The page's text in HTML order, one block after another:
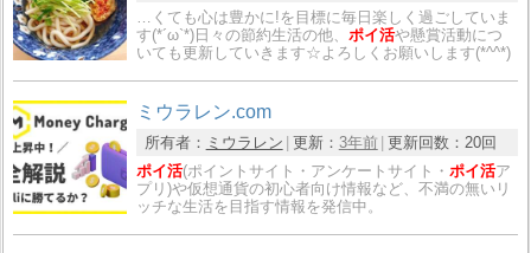
…くても心は豊かに!を目標に毎日楽しく過ごしていま
す(*´ω`*)日々の節約生活の他、ポイ活や懸賞活動につ
いても更新していきます☆よろしくお願いします(*^^*)
ミウラレン.com
所有者： ミウラレン 更新： 3年前 更新回数： 20回
ポイ活(ポイントサイト・アンケートサイト・ ポイ活ア
プリ)や仮想通貨の初心者向け情報など、不満の無いリ
ッチな生活を目指す情報を発信中。